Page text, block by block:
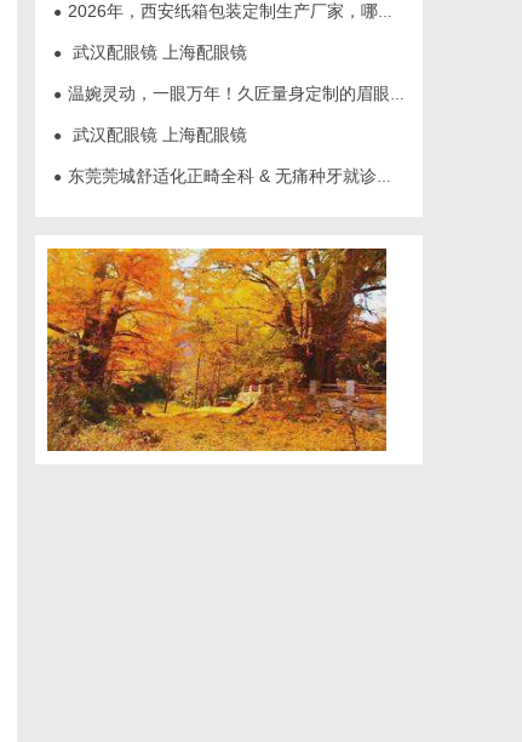
● 2026年，西安纸箱包装定制生产厂家，哪家才是你的优质之选？
● 武汉配眼镜 上海配眼镜
● 温婉灵动，一眼万年！久匠量身定制的眉眼唇，才是你整张脸的点睛之笔！淡颜系女生的气质加分项
● 武汉配眼镜 上海配眼镜
● 东莞莞城舒适化正畸全科 & 无痛种牙就诊避坑攻略